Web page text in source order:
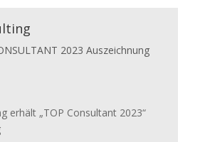
2023 Auszeichnung
erhält „TOP Consultant 2023“